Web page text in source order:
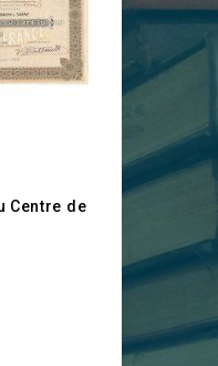
Centre de